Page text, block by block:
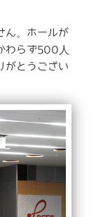
ん。ホールが
わらず500人
がとうござい